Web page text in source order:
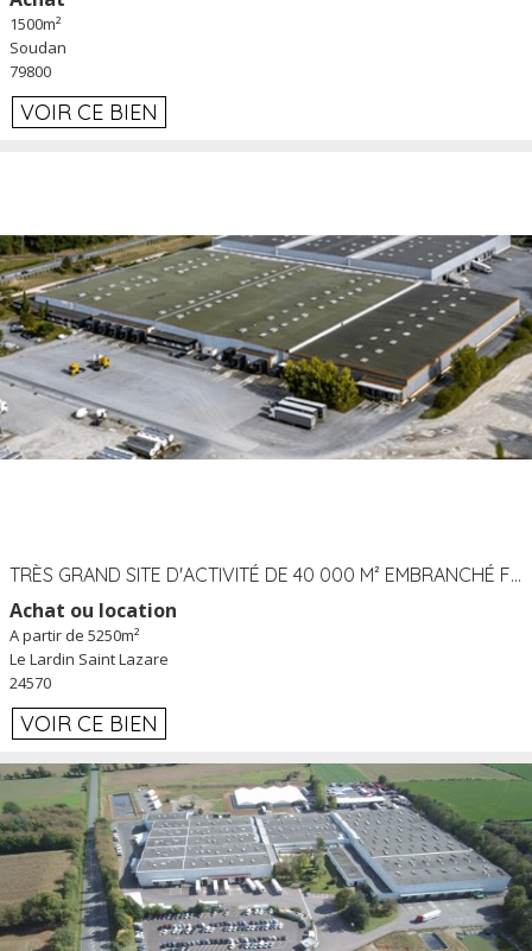
1500m²
Soudan
79800
VOIR CE BIEN
TRÈS GRAND SITE D'ACTIVITÉ DE 40 000 M² EMBRANCHÉ FER AU LARDIN SAINT LAZARE (24) PROCHE A89 À LOUER
Achat ou location
A partir de 5250m²
Le Lardin Saint Lazare
24570
VOIR CE BIEN